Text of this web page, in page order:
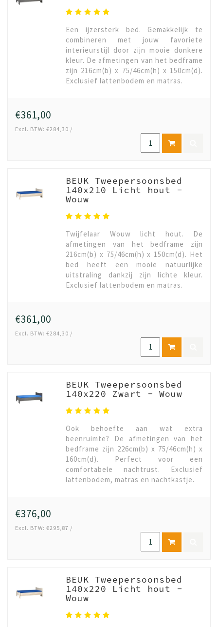
Een ijzersterk bed. Gemakkelijk te
combineren met jouw favoriete
interieurstijl door zijn mooie donkere
kleur. De afmetingen van het bedframe
zijn 216cm(b) x 75/46cm(h) x 150cm(d).
Exclusief lattenbodem en matras.
€361,00
Excl. BTW: €284,30 /
BEUK Tweepersoonsbed
140x210 Licht hout -
Wouw
Twijfelaar Wouw licht hout. De
afmetingen van het bedframe zijn
216cm(b) x 75/46cm(h) x 150cm(d). Het
bed heeft een mooie natuurlijke
uitstraling dankzij zijn lichte kleur.
Exclusief lattenbodem en matras.
€361,00
Excl. BTW: €284,30 /
BEUK Tweepersoonsbed
140x220 Zwart - Wouw
Ook behoefte aan wat extra
beenruimte? De afmetingen van het
bedframe zijn 226cm(b) x 75/46cm(h) x
160cm(d). Perfect voor een
comfortabele nachtrust. Exclusief
lattenbodem, matras en nachtkastje.
€376,00
Excl. BTW: €295,87 /
BEUK Tweepersoonsbed
140x220 Licht hout -
Wouw